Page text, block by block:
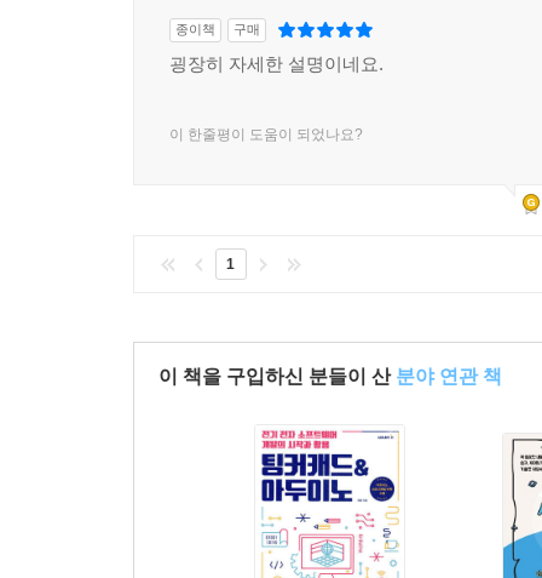
종이책 구매
굉장히 자세한 설명이네요.
이 한줄평이 도움이 되었나요?
1
이 책을 구입하신 분들이 산 분야 연관 책